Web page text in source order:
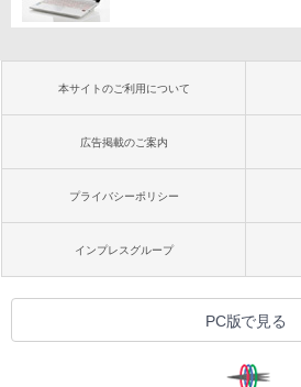
本サイトのご利用について
広告掲載のご案内
プライバシーポリシー
インプレスグループ
PC版で見る